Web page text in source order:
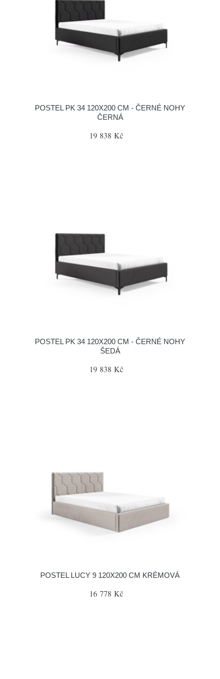
POSTEL PK 34 120X200 CM - ČERNÉ NOHY
ČERNÁ
19 838 Kč
POSTEL PK 34 120X200 CM - ČERNÉ NOHY
ŠEDÁ
19 838 Kč
POSTEL LUCY 9 120X200 CM KRÉMOVÁ
16 778 Kč